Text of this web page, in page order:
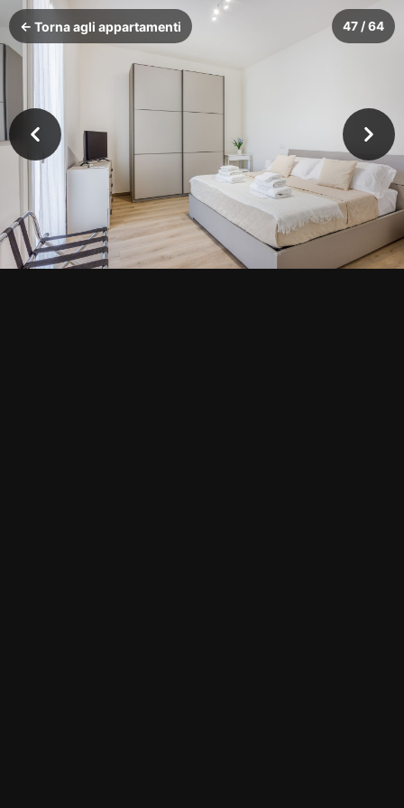
← Torna agli appartamenti 47 / 64